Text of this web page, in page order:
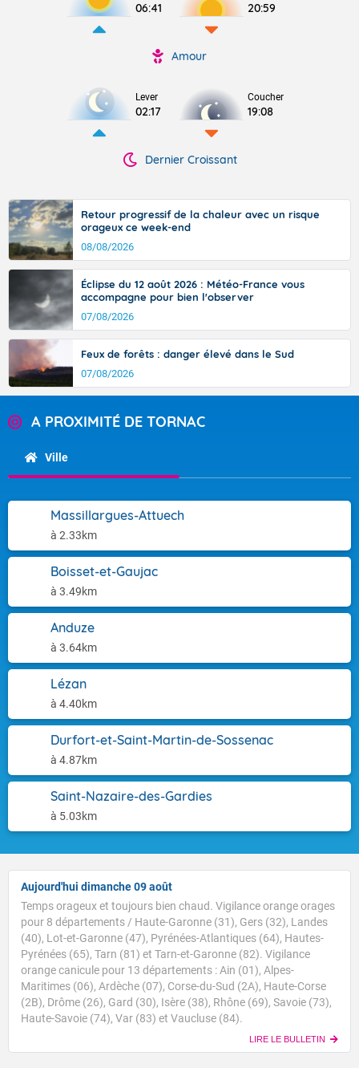
06:41 20:59
Amour
Lever
02:17
Coucher
19:08
Dernier Croissant
Retour progressif de la chaleur avec un risque
orageux ce week-end
08/08/2026
Éclipse du 12 août 2026 : Météo-France vous
accompagne pour bien l'observer
07/08/2026
Feux de forêts : danger élevé dans le Sud
07/08/2026
A PROXIMITÉ DE TORNAC
Ville
Massillargues-Attuech
à 2.33km
Boisset-et-Gaujac
à 3.49km
Anduze
à 3.64km
Lézan
à 4.40km
Durfort-et-Saint-Martin-de-Sossenac
à 4.87km
Saint-Nazaire-des-Gardies
à 5.03km
Aujourd'hui dimanche 09 août
Temps orageux et toujours bien chaud. Vigilance orange orages
pour 8 départements / Haute-Garonne (31), Gers (32), Landes
(40), Lot-et-Garonne (47), Pyrénées-Atlantiques (64), Hautes-
Pyrénées (65), Tarn (81) et Tarn-et-Garonne (82). Vigilance
orange canicule pour 13 départements : Ain (01), Alpes-
Maritimes (06), Ardèche (07), Corse-du-Sud (2A), Haute-Corse
(2B), Drôme (26), Gard (30), Isère (38), Rhône (69), Savoie (73),
Haute-Savoie (74), Var (83) et Vaucluse (84).
LIRE LE BULLETIN